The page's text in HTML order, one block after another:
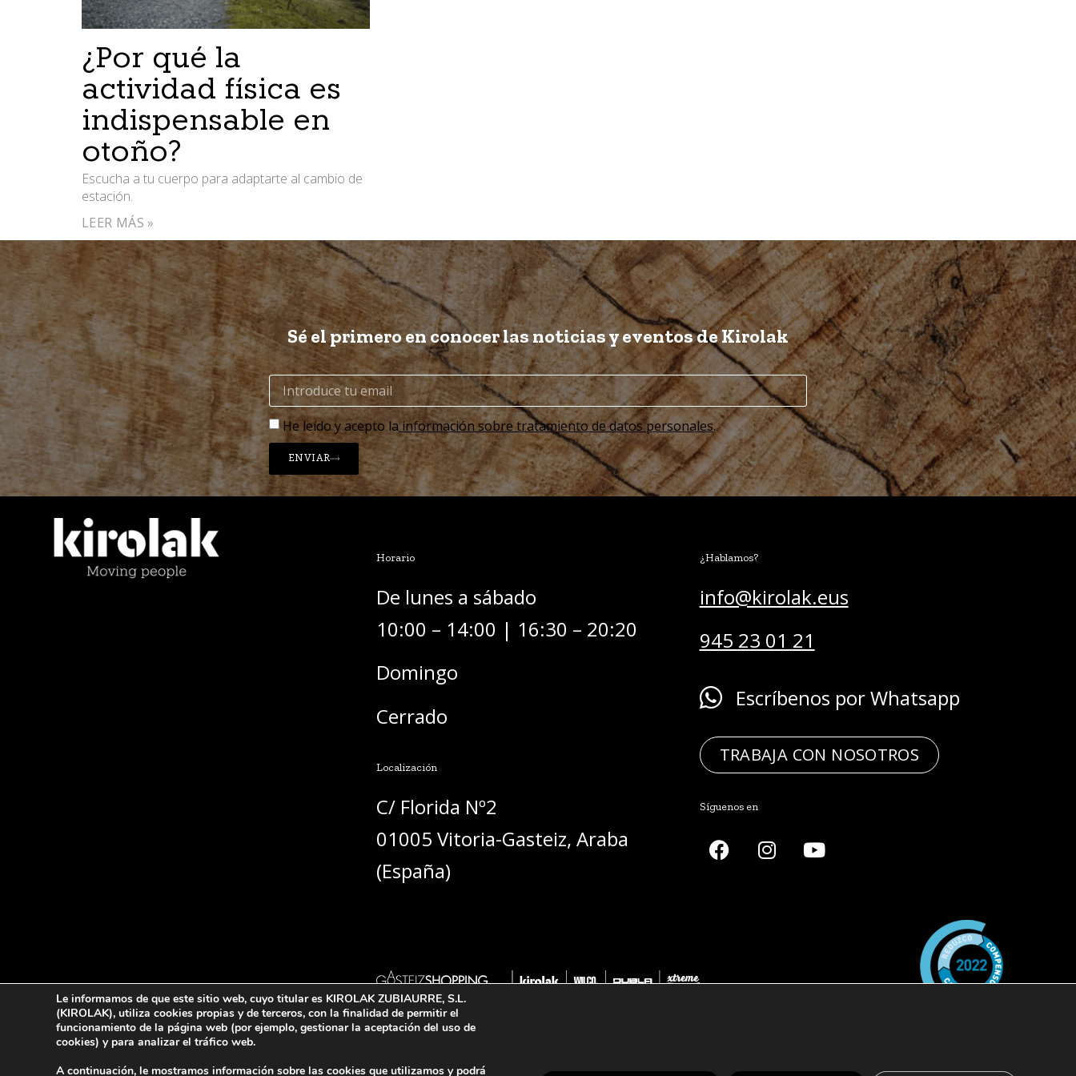
¿Por qué la
actividad física es
indispensable en
otoño?
Escucha a tu cuerpo para adaptarte al cambio de
estación.
LEER MÁS »
Sé el primero en conocer las noticias y eventos de Kirolak
He leído y acepto lainformación sobre tratamiento de datos personales.
ENVIAR
Horario
De lunes a sábado
10:00 – 14:00 | 16:30 – 20:20
Domingo
Cerrado
Localización
C/ Florida Nº2
01005 Vitoria-Gasteiz, Araba
(España)
¿Hablamos?
info@kirolak.eus
945 23 01 21
Escríbenos por Whatsapp
TRABAJA CON NOSOTROS
Síguenos en
© 2022 Kirolak. Todos los derechos reservados Aviso Legal Política de privacidad Política de cookies
Le informamos de que este sitio web, cuyo titular es KIROLAK ZUBIAURRE, S.L.
(KIROLAK), utiliza cookies propias y de terceros, con la finalidad de permitir el
funcionamiento de la página web (por ejemplo, gestionar la aceptación del uso de
cookies) y para analizar el tráfico web.
A continuación, le mostramos información sobre las cookies que utilizamos y podrá